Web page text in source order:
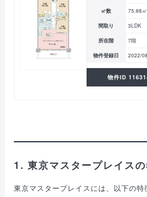
㎡数 75.88㎡
間取り 3LDK
所在階 7階
物件登録日 2022/
物件ID
1. 東京マスタープレイス
東京マスタープレイスには、以下の特